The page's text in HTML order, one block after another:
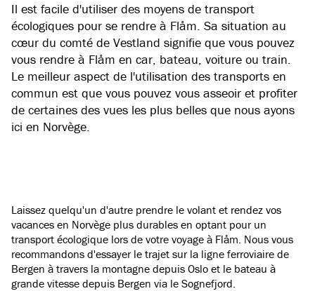
Il est facile d'utiliser des moyens de transport
écologiques pour se rendre à Flåm. Sa situation au
cœur du comté de Vestland signifie que vous pouvez
vous rendre à Flåm en car, bateau, voiture ou train.
Le meilleur aspect de l'utilisation des transports en
commun est que vous pouvez vous asseoir et profiter
de certaines des vues les plus belles que nous ayons
ici en Norvège.
Laissez quelqu'un d'autre prendre le volant et rendez vos
vacances en Norvège plus durables en optant pour un
transport écologique lors de votre voyage à Flåm. Nous vous
recommandons d'essayer le trajet sur la ligne ferroviaire de
Bergen à travers la montagne depuis Oslo et le bateau à
grande vitesse depuis Bergen via le Sognefjord.